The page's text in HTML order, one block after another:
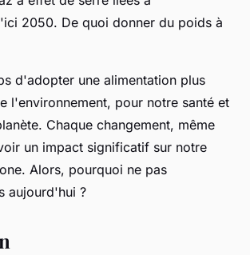
2050. De quoi donner du poids à
d'adopter une alimentation plus
l'environnement, pour notre santé et
Chaque changement, même
un impact significatif sur notre
. Alors, pourquoi ne pas
aujourd'hui ?